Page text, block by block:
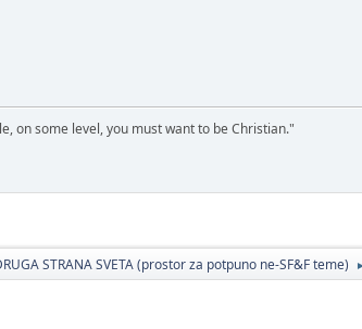
on some level, you must want to be Christian."
STRANA SVETA (prostor za potpuno ne-SF&F teme)